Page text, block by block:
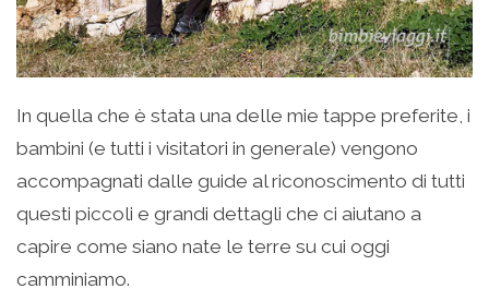
In quella che è stata una delle mie tappe preferite, i
bambini (e tutti i visitatori in generale) vengono
accompagnati dalle guide al riconoscimento di tutti
questi piccoli e grandi dettagli che ci aiutano a
capire come siano nate le terre su cui oggi
camminiamo.